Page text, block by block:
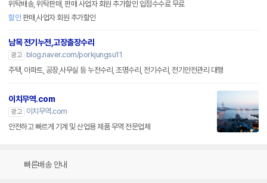
위탁배송, 위탁판매, 판매 사업자 회원 추가할인 입점수수료 무료
할인 판매,사업자 회원 추가할인
남목 전기누전,고장출장수리
광고
blog.naver.com/porkjungsu11
주택, 아파트, 공장,사무실 등 누전수리, 조명수리, 전기수리, 전기안전관리 대행
이치무역.com
광고
이치무역.com
안전하고 빠르게 기계 및 산업용 제품 무역 전문업체
빠른배송 안내